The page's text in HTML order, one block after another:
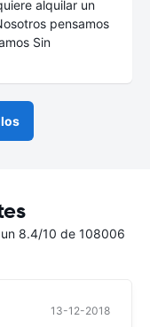
alquilar un
pensamos
Sin
8.4/10 de 108006
13-12-2018